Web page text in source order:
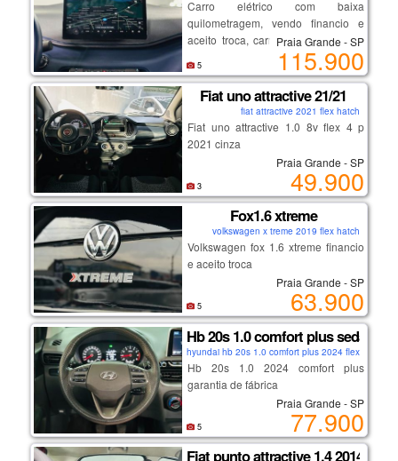
porque as melhores experiências
estão a um giro de chave de
distância!
🌟 *land rover evoque se 2.0 diesel
2018 – o suv que combina
sofisticação e aventura!* 🌟
Carro elétrico com baixa
quilometragem, vendo financio e
aceito troca, carro com garantia de
Praia Grande - SP
115.900
5
Fiat uno attractive 21/21
fiat attractive 2021 flex hatch
Fiat uno attractive 1.0 8v flex 4 p
2021 cinza
Praia Grande - SP
49.900
3
Fox1.6 xtreme
volkswagen x treme 2019 flex hatch
Volkswagen fox 1.6 xtreme financio
e aceito troca
Praia Grande - SP
63.900
5
Hb 20s 1.0 comfort plus sedan
hyundai hb 20s 1.0 comfort plus 2024 flex sedan
Hb 20s 1.0 2024 comfort plus
garantia de fábrica
Praia Grande - SP
77.900
5
Fiat punto attractive 1.4 2014